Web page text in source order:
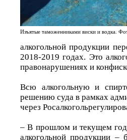
Изъятые таможенниками виски и водка.
алкогольной продукции
2018-2019 годах. Это
правонарушениях и
Всю алкогольную и
решению суда в рамках
через
– В прошлом и текущем
алкогольной продукции